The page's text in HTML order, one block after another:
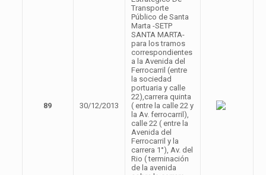
89 30/12/2013
Transporte
Público de Santa
Marta -SETP
SANTA MARTA-
para los tramos
correspondientes
a la Avenida del
Ferrocarril (entre
la sociedad
portuaria y calle
22),carrera quinta
( entre la calle 22 y
la Av. ferrocarril),
calle 22 ( entre la
Avenida del
Ferrocarril y la
carrera 1°), Av. del
Rio ( terminación
de la avenida